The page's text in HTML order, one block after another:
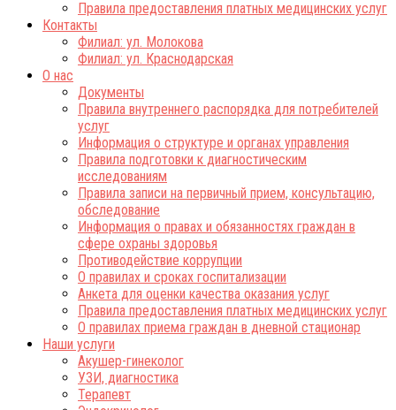
Правила предоставления платных медицинских услуг
Контакты
Филиал: ул. Молокова
Филиал: ул. Краснодарская
О нас
Документы
Правила внутреннего распорядка для потребителей
услуг
Информация о структуре и органах управления
Правила подготовки к диагностическим
исследованиям
Правила записи на первичный прием, консультацию,
обследование
Информация о правах и обязанностях граждан в
сфере охраны здоровья
Противодействие коррупции
О правилах и сроках госпитализации
Анкета для оценки качества оказания услуг
Правила предоставления платных медицинских услуг
О правилах приема граждан в дневной стационар
Наши услуги
Акушер-гинеколог
УЗИ, диагностика
Терапевт